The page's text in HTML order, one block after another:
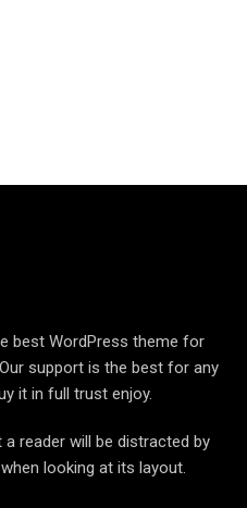
best WordPress theme for
support is the best for any
it in full trust enjoy.
reader will be distracted by
looking at its layout.